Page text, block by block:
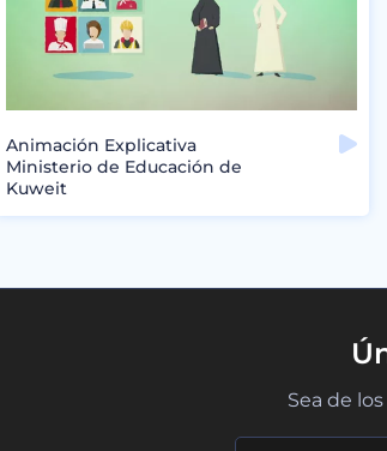
Animación Explicativa
Ministerio de Educación de
Kuweit
Sea de